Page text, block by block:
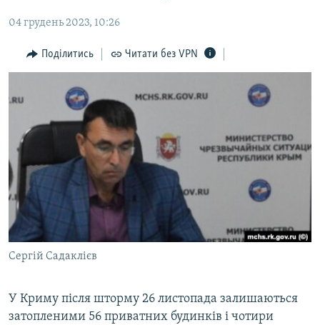
Перейти
пошуку
ПОГЛЯД
ІНТЕРВ'Ю
ВСЕ ЗА ДЕНЬ
СПЕЦПРОЕКТИ
ДЕПОРТАЦІЯ
ВІДЕОУРОКИ «ELIFBE»
СВІДЧЕННЯ ОКУПАЦІЇ
УКРАЇНСЬКА ПРОБЛЕМА КРИМУ
ІНФОГРАФІКА
ЯК ОБІЙТИ БЛОКУВАННЯ
Русский
Qırımtatar
ДОЛУЧАЙСЯ!
Усі сайти RFE/RL
04 грудень 2023, 10:26
Поділитись Читати без VPN
Сергій Садаклієв
У Криму після шторму 26 листопада залишаються
затопленими 56 приватних будинків і чотири